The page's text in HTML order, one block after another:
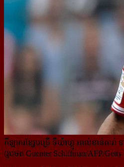
កីឡាករខ្សែបម្រើ ទីយ៉ាហ្គូ អាល់ខាន់តារ៉
(រូបថត Guenter Schiffman/AFP/Getty